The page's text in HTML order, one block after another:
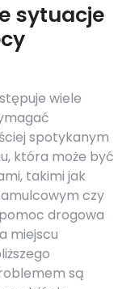
sytuacje
wiele
spotykanym
która może być
takimi jak
czy
drogowa
miejscu
są